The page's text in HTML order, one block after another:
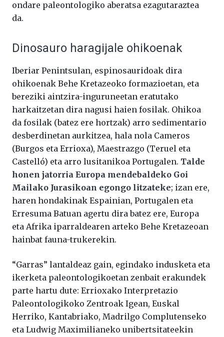
ondare paleontologiko aberatsa ezagutaraztea
da.
Dinosauro haragijale ohikoenak
Iberiar Penintsulan, espinosauridoak dira
ohikoenak Behe Kretazeoko formazioetan, eta
bereziki aintzira-inguruneetan eratutako
harkaitzetan dira nagusi haien fosilak. Ohikoa
da fosilak (batez ere hortzak) arro sedimentario
desberdinetan aurkitzea, hala nola Cameros
(Burgos eta Errioxa), Maestrazgo (Teruel eta
Castelló) eta arro lusitanikoa Portugalen. Talde
honen jatorria Europa mendebaldeko Goi
Mailako Jurasikoan egongo litzateke; izan ere,
haren hondakinak Espainian, Portugalen eta
Erresuma Batuan agertu dira batez ere, Europa
eta Afrika iparraldearen arteko Behe Kretazeoan
hainbat fauna-trukerekin.
“Garras” lantaldeaz gain, egindako indusketa eta
ikerketa paleontologikoetan zenbait erakundek
parte hartu dute: Errioxako Interpretazio
Paleontologikoko Zentroak Igean, Euskal
Herriko, Kantabriako, Madrilgo Complutenseko
eta Ludwig Maximilianeko unibertsitateekin